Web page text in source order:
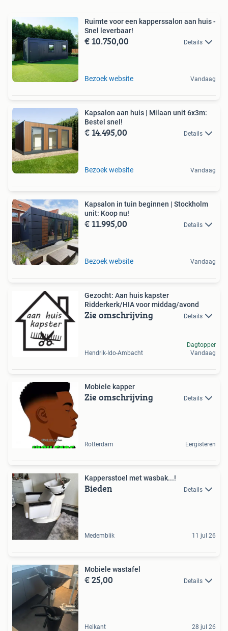
Ruimte voor een kapperssalon aan huis -
Snel leverbaar!
€ 10.750,00 Details
Bezoek website Vandaag
Kapsalon aan huis | Milaan unit 6x3m:
Bestel snel!
€ 14.495,00 Details
Bezoek website Vandaag
Kapsalon in tuin beginnen | Stockholm
unit: Koop nu!
€ 11.995,00 Details
Bezoek website Vandaag
Gezocht: Aan huis kapster
Ridderkerk/HIA voor middag/avond
Zie omschrijving Details
Hendrik-Ido-Ambacht
Dagtopper
Vandaag
Mobiele kapper
Zie omschrijving Details
Rotterdam Eergisteren
Kappersstoel met wasbak...!
Bieden Details
Medemblik 11 jul 26
Mobiele wastafel
€ 25,00 Details
Heikant 28 jul 26